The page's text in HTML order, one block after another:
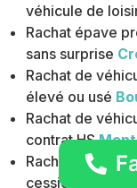
véhicule de
Rachat épave
sans surprise
Rachat de
élevé ou usé
Rachat de
contrat HS
Rachat avec
cession officielle